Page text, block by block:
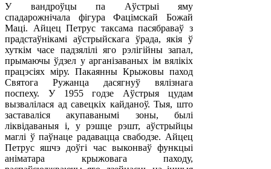
У вандроўцы па Аўстрыі яму
спадарожнічала фігура Фацімскай Божай
Маці. Айцец Петрус таксама пасябраваў з
прадстаўнікамі аўстрыйскага ўрада, якія ў
хуткім часе падзялілі яго рэлігійны запал,
прымаючы ўдзел у арганізаваных ім вялікіх
працэсіях міру. Пакаянны Крыжовы паход
Святога Ружанца дасягнуў вялізнага
поспеху. У 1955 годзе Аўстрыя цудам
вызвалілася ад савецкіх кайданоў. Тыя, што
заставаліся акупаванымі зоны, былі
ліквідаваныя і, у рэшце рэшт, аўстрыйцы
маглі ў паўнаце радавацца свабодзе. Айцец
Петрус яшчэ доўгі час выконваў функцыі
аніматара крыжовага паходу,